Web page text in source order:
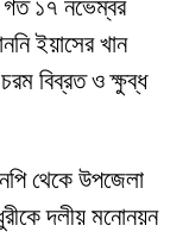
গত ১৭ নভেম্বর
ইয়াসের খান
বিব্রত ও ক্ষুব্ধ
থেকে উপজেলা
দলীয় মনোনয়ন